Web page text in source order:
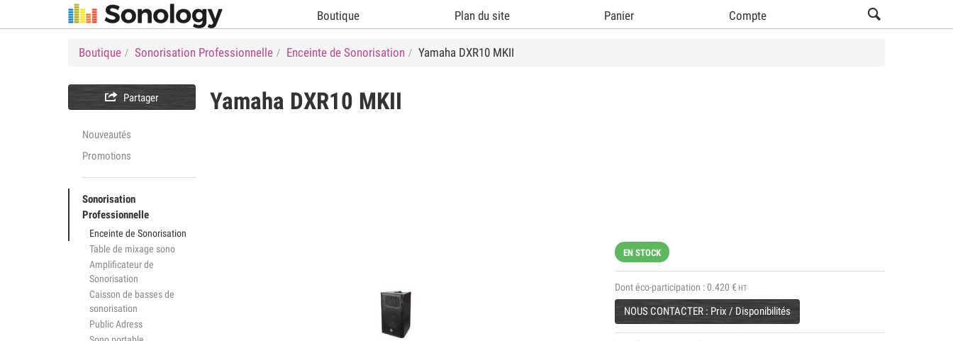
Boutique Plan du site Panier Compte
Boutique Sonorisation Professionnelle Enceinte de Sonorisation Yamaha DXR10 MKII
 Partager
Nouveautés
Promotions
Sonorisation
Professionnelle
Enceinte de Sonorisation
Table de mixage sono
Amplificateur de
Sonorisation
Caisson de basses de
sonorisation
Public Adress
Yamaha DXR10 MKII
EN STOCK
Dont éco-participation :0.420 € HT
NOUS CONTACTER : Prix / Disponibilités